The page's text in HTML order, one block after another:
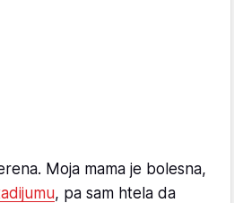
Moja mama je bolesna,
, pa sam htela da